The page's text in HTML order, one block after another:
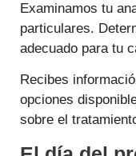
Examinamos tu
particulares.
adecuado para tu
Recibes
opciones
sobre el